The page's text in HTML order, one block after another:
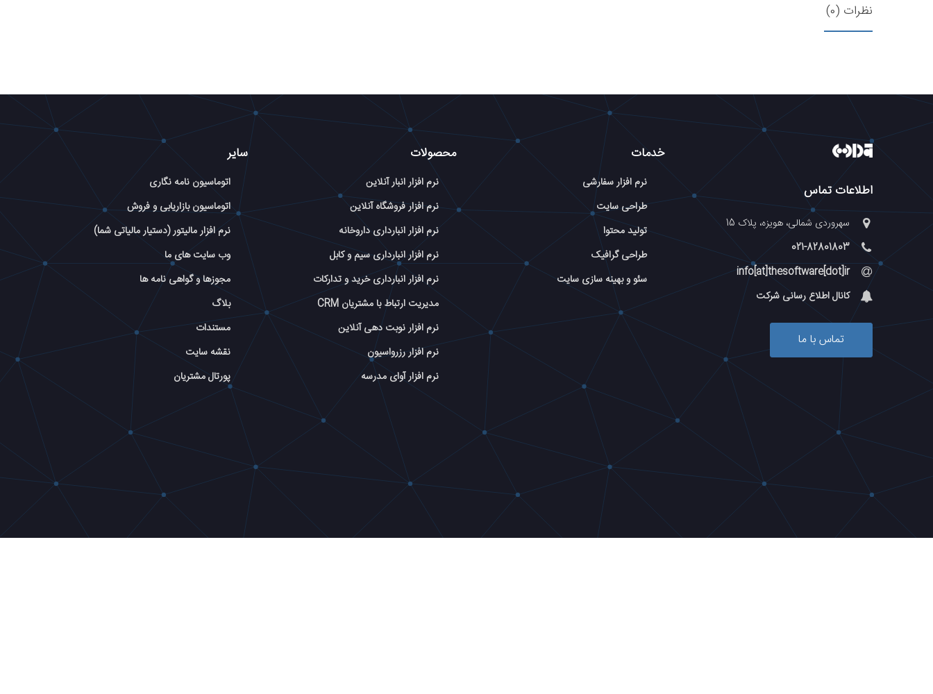
نظرات (0)
اطلاعات تماس
سهروردی شمالی، هویزه، پلاک 15
021-82801803
info[at]thesoftware[dot]ir
کانال اطلاع رسانی شرکت
تماس با ما
خدمات
نرم افزار سفارشی
طراحی سایت
تولید محتوا
طراحی گرافیک
سئو و بهینه سازی سایت
محصولات
نرم افزار انبار آنلاین
نرم افزار فروشگاه آنلاین
نرم افزار انبارداری داروخانه
نرم افزار انبارداری سیم و کابل
نرم افزار انبارداری خرید و تدارکات
مدیریت ارتباط با مشتریان CRM
نرم افزار نوبت دهی آنلاین
نرم افزار رزرواسیون
نرم افزار آوای مدرسه
سایر
اتوماسیون نامه نگاری
اتوماسیون بازاریابی و فروش
نرم افزار مالیتور (دستیار مالیاتی شما)
وب سایت های ما
مجوزها و گواهی نامه ها
بلاگ
مستندات
نقشه سایت
پورتال مشتریان